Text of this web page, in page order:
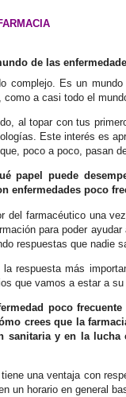
de las
complejo. Es un
como a casi todo el
al topar con tus
Este interés es
poco a poco, pasan
papel puede
enfermedades poco
del farmacéutico una
para poder
respuestas que nadie
respuesta más
que vamos a estar a
poco
crees que la
sanitaria y en la
una ventaja con
un horario en general